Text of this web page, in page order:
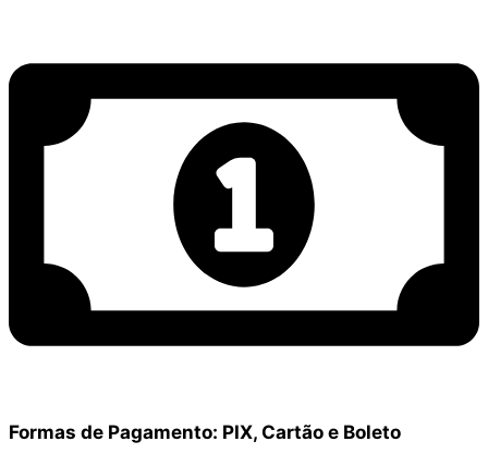
Formas de Pagamento: PIX, Cartão e Boleto